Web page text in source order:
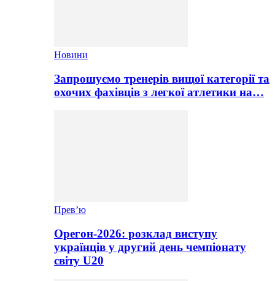
Новини
Запрошуємо тренерів вищої категорії та
охочих фахівців з легкої атлетики на…
Прев’ю
Орегон-2026: розклад виступу
українців у другий день чемпіонату
світу U20